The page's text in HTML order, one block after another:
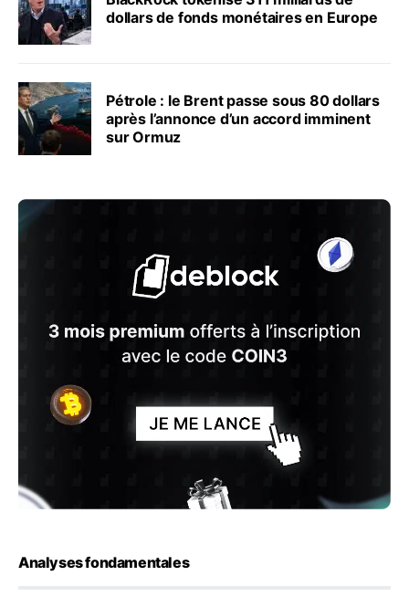
dollars de fonds monétaires en Europe
Pétrole : le Brent passe sous 80 dollars
après l’annonce d’un accord imminent
sur Ormuz
Analyses fondamentales